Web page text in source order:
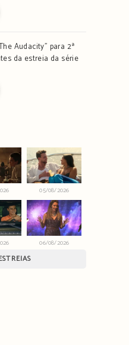
Audacity” para 2ª
da estreia da série
05/08/2026
06/08/2026